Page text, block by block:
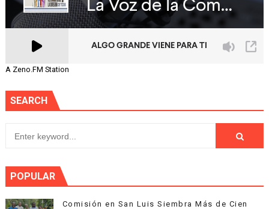
A Zeno.FM Station
SEARCH
POPULAR
Comisión en San Luis Siembra Más de Cien